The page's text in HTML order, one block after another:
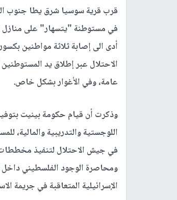
قرب قرية سوسيا شرق يطا جنوب
في مستوطنة "يتسهار" على منازل
أدى الى إصابة ثلاثة مواطنين
الاحتلال عبر إطلاق يد
عامة، وفي الأغوار بشكل خاص.
وذكرت أن قيام حكومة بينيت
اللوجستية والتدريبية والمالية،
في جيش الاحتلال لتنفيذ مخططات
ومحاصرة الوجود الفلسطيني
الإسرائيلية المتعاقبة في جريمة